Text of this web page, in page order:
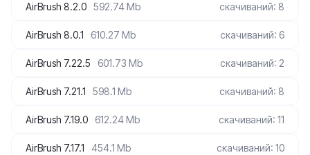
AirBrush 8.2.0 592.74 Mb скачиваний: 8
AirBrush 8.0.1 610.27 Mb скачиваний: 6
AirBrush 7.22.5 601.73 Mb скачиваний: 2
AirBrush 7.21.1 598.1 Mb скачиваний: 8
AirBrush 7.19.0 612.24 Mb скачиваний: 11
AirBrush 7.17.1 454.1 Mb скачиваний: 10